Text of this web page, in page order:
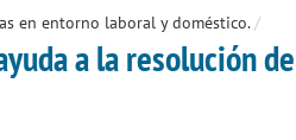
en entorno laboral y doméstico./
a la resolución